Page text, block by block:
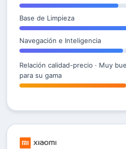
Base de Limpieza
Navegación e Inteligencia
Relación calidad-precio · Muy
para su gama